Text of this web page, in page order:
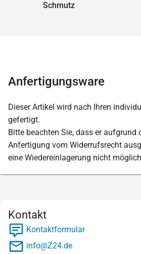
Schmutz
Anfertigungsware
Dieser Artikel wird nach Ihren
gefertigt.
Bitte beachten Sie, dass er aufgrund
Anfertigung vom Widerrufsrecht
eine Wiedereinlagerung nicht
Kontakt
Kontaktformular
info@Z24.de